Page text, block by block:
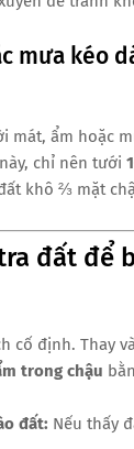
mưa kéo
mát, ẩm hoặc
chỉ nên tưới
khô ⅔ mặt
đất để
cố định. Thay
trong chậu
đất: Nếu thấy